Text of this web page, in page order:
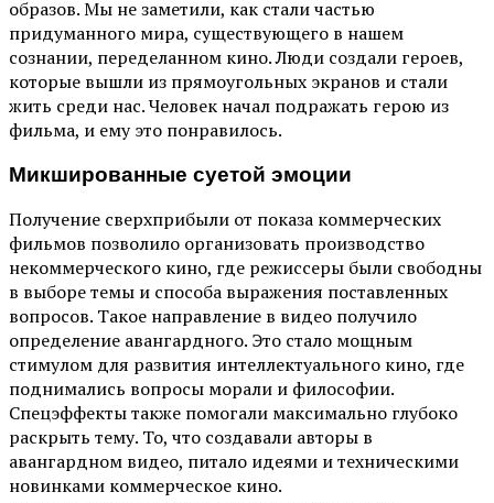
образов. Мы не заметили, как стали частью
придуманного мира, существующего в нашем
сознании, переделанном кино. Люди создали героев,
которые вышли из прямоугольных экранов и стали
жить среди нас. Человек начал подражать герою из
фильма, и ему это понравилось.
Микшированные суетой эмоции
Получение сверхприбыли от показа коммерческих
фильмов позволило организовать производство
некоммерческого кино, где режиссеры были свободны
в выборе темы и способа выражения поставленных
вопросов. Такое направление в видео получило
определение авангардного. Это стало мощным
стимулом для развития интеллектуального кино, где
поднимались вопросы морали и философии.
Спецэффекты также помогали максимально глубоко
раскрыть тему. То, что создавали авторы в
авангардном видео, питало идеями и техническими
новинками коммерческое кино.